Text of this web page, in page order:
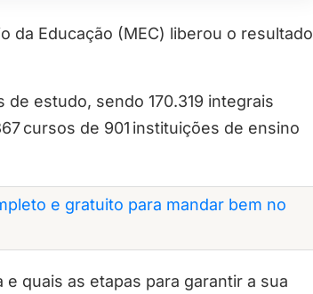
da Educação (MEC) liberou o resultado
estudo, sendo 170.319 integrais
cursos de 901 instituições de ensino
e gratuito para mandar bem no
quais as etapas para garantir a sua